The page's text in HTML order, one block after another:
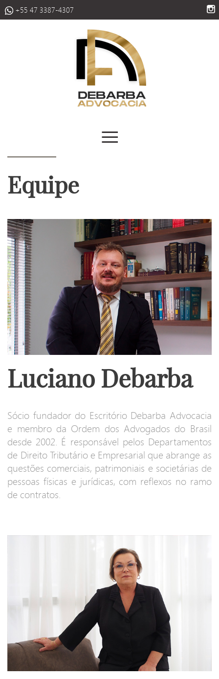
+55 47 3387-4307
≡
Equipe
Luciano Debarba
Sócio fundador do Escritório Debarba Advocacia
e membro da Ordem dos Advogados do Brasil
desde 2002. É responsável pelos Departamentos
de Direito Tributário e Empresarial que abrange as
questões comerciais, patrimoniais e societárias de
pessoas físicas e jurídicas, com reflexos no ramo
de contratos.